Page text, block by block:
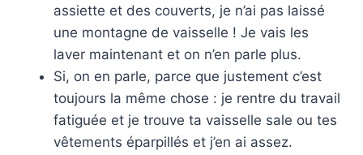
assiette et des couverts, je n’ai pas laissé
une montagne de vaisselle ! Je vais les
laver maintenant et on n’en parle plus.
Si, on en parle, parce que justement c’est
toujours la même chose : je rentre du travail
fatiguée et je trouve ta vaisselle sale ou tes
vêtements éparpillés et j’en ai assez.